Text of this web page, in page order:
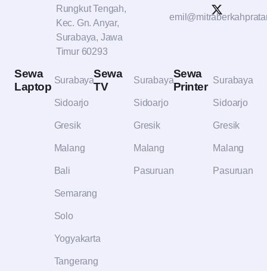
Sewa
Laptop
Surabaya
Sidoarjo
Gresik
Malang
Bali
Semarang
Solo
Yogyakarta
Tangerang
Sewa
TV
Surabaya
Sidoarjo
Gresik
Malang
Pasuruan
Sewa
Printer
Surabaya
Sidoarjo
Gresik
Malang
Pasuruan
Rungkut Tengah,
Kec. Gn. Anyar,
Surabaya, Jawa
Timur 60293